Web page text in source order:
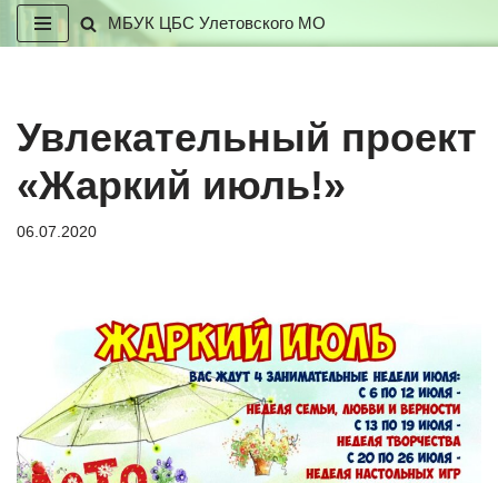
МБУК ЦБС Улетовского МО
Увлекательный проект
«Жаркий июль!»
06.07.2020